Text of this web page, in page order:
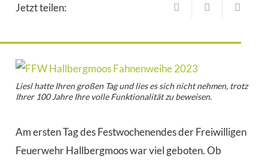
Jetzt teilen:
Liesl hatte Ihren großen Tag und lies es sich nicht nehmen, trotz
Ihrer 100 Jahre Ihre volle Funktionalität zu beweisen.
Am ersten Tag des Festwochenendes der Freiwilligen
Feuerwehr Hallbergmoos war viel geboten. Ob